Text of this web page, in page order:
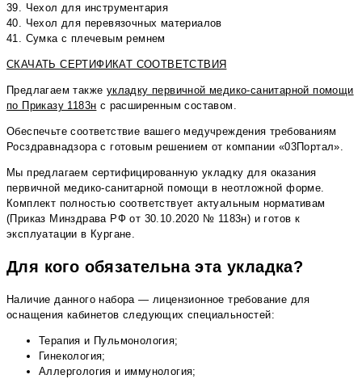
39. Чехол для инструментария
40. Чехол для перевязочных материалов
41. Сумка с плечевым ремнем
СКАЧАТЬ СЕРТИФИКАТ СООТВЕТСТВИЯ
Предлагаем также укладку первичной медико-санитарной помощи
по Приказу 1183н с расширенным составом.
Обеспечьте соответствие вашего медучреждения требованиям
Росздравнадзора с готовым решением от компании «03Портал».
Мы предлагаем сертифицированную укладку для оказания
первичной медико-санитарной помощи в неотложной форме.
Комплект полностью соответствует актуальным нормативам
(Приказ Минздрава РФ от 30.10.2020 № 1183н) и готов к
эксплуатации в Кургане.
Для кого обязательна эта укладка?
Наличие данного набора — лицензионное требование для
оснащения кабинетов следующих специальностей:
Терапия и Пульмонология;
Гинекология;
Аллергология и иммунология;